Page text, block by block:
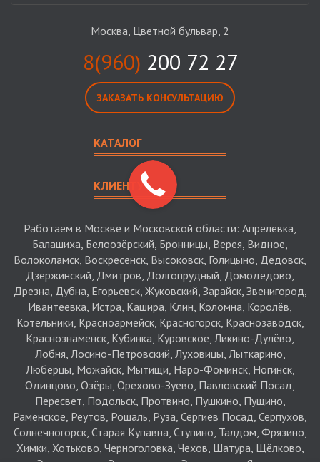
Москва, Цветной бульвар, 2
8(960) 200 72 27
ЗАКАЗАТЬ КОНСУЛЬТАЦИЮ
КАТАЛОГ
КЛИЕНТУ
Работаем в Москве и Московской области: Апрелевка,
Балашиха, Белоозёрский, Бронницы, Верея, Видное,
Волоколамск, Воскресенск, Высоковск, Голицыно, Дедовск,
Дзержинский, Дмитров, Долгопрудный, Домодедово,
Дрезна, Дубна, Егорьевск, Жуковский, Зарайск, Звенигород,
Ивантеевка, Истра, Кашира, Клин, Коломна, Королёв,
Котельники, Красноармейск, Красногорск, Краснозаводск,
Краснознаменск, Кубинка, Куровское, Ликино-Дулёво,
Лобня, Лосино-Петровский, Луховицы, Лыткарино,
Люберцы, Можайск, Мытищи, Наро-Фоминск, Ногинск,
Одинцово, Озёры, Орехово-Зуево, Павловский Посад,
Пересвет, Подольск, Протвино, Пушкино, Пущино,
Раменское, Реутов, Рошаль, Руза, Сергиев Посад, Серпухов,
Солнечногорск, Старая Купавна, Ступино, Талдом, Фрязино,
Химки, Хотьково, Черноголовка, Чехов, Шатура, Щёлково,